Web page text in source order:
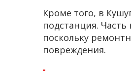
Кроме того, в
подстанция. Часть
поскольку
повреждения.